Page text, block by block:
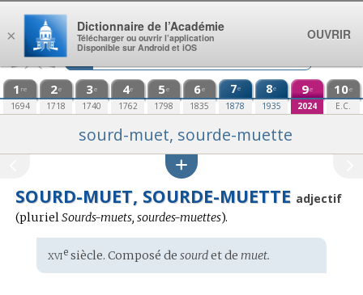
Aller au contenu
1 re
1694
2e
1718
3e
1740
4e
1762
5e
1798
6e
1835
7e
1878
8e
1935
9e
2024
10e
E.C.
sourd-muet, sourde-muette
SOURD-MUET, SOURDE-MUETTE adjectif
(plurielSourds-muets, sourdes-muettes).
Étymologie
:
xviesiècle. Composé de sourdet de muet.
×
Dictionnaire de l’Académie
Télécharger ou ouvrir l’application
Disponible sur Android et iOS
OUVRIR